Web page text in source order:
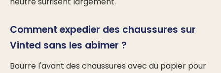
Comment expedier des chaussures sur
Vinted sans les abimer ?
Bourre l'avant des chaussures avec du papier pour